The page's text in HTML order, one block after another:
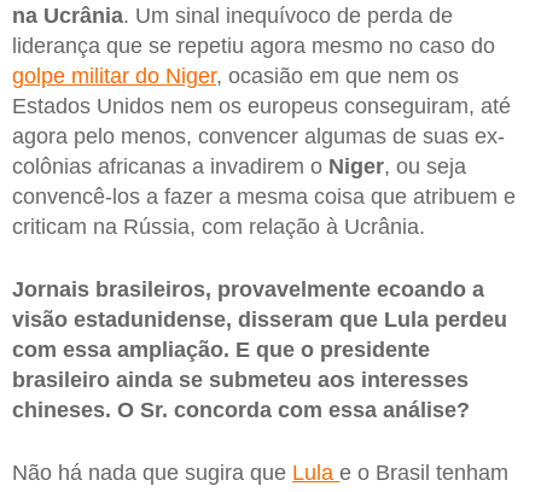
na Ucrânia. Um sinal inequívoco de perda de
liderança que se repetiu agora mesmo no caso do
golpe militar do Niger, ocasião em que nem os
Estados Unidos nem os europeus conseguiram, até
agora pelo menos, convencer algumas de suas ex-
colônias africanas a invadirem o Niger, ou seja
convencê-los a fazer a mesma coisa que atribuem e
criticam na Rússia, com relação à Ucrânia.
Jornais brasileiros, provavelmente ecoando a
visão estadunidense, disseram que Lula perdeu
com essa ampliação. E que o presidente
brasileiro ainda se submeteu aos interesses
chineses. O Sr. concorda com essa análise?
Não há nada que sugira que Lula e o Brasil tenham